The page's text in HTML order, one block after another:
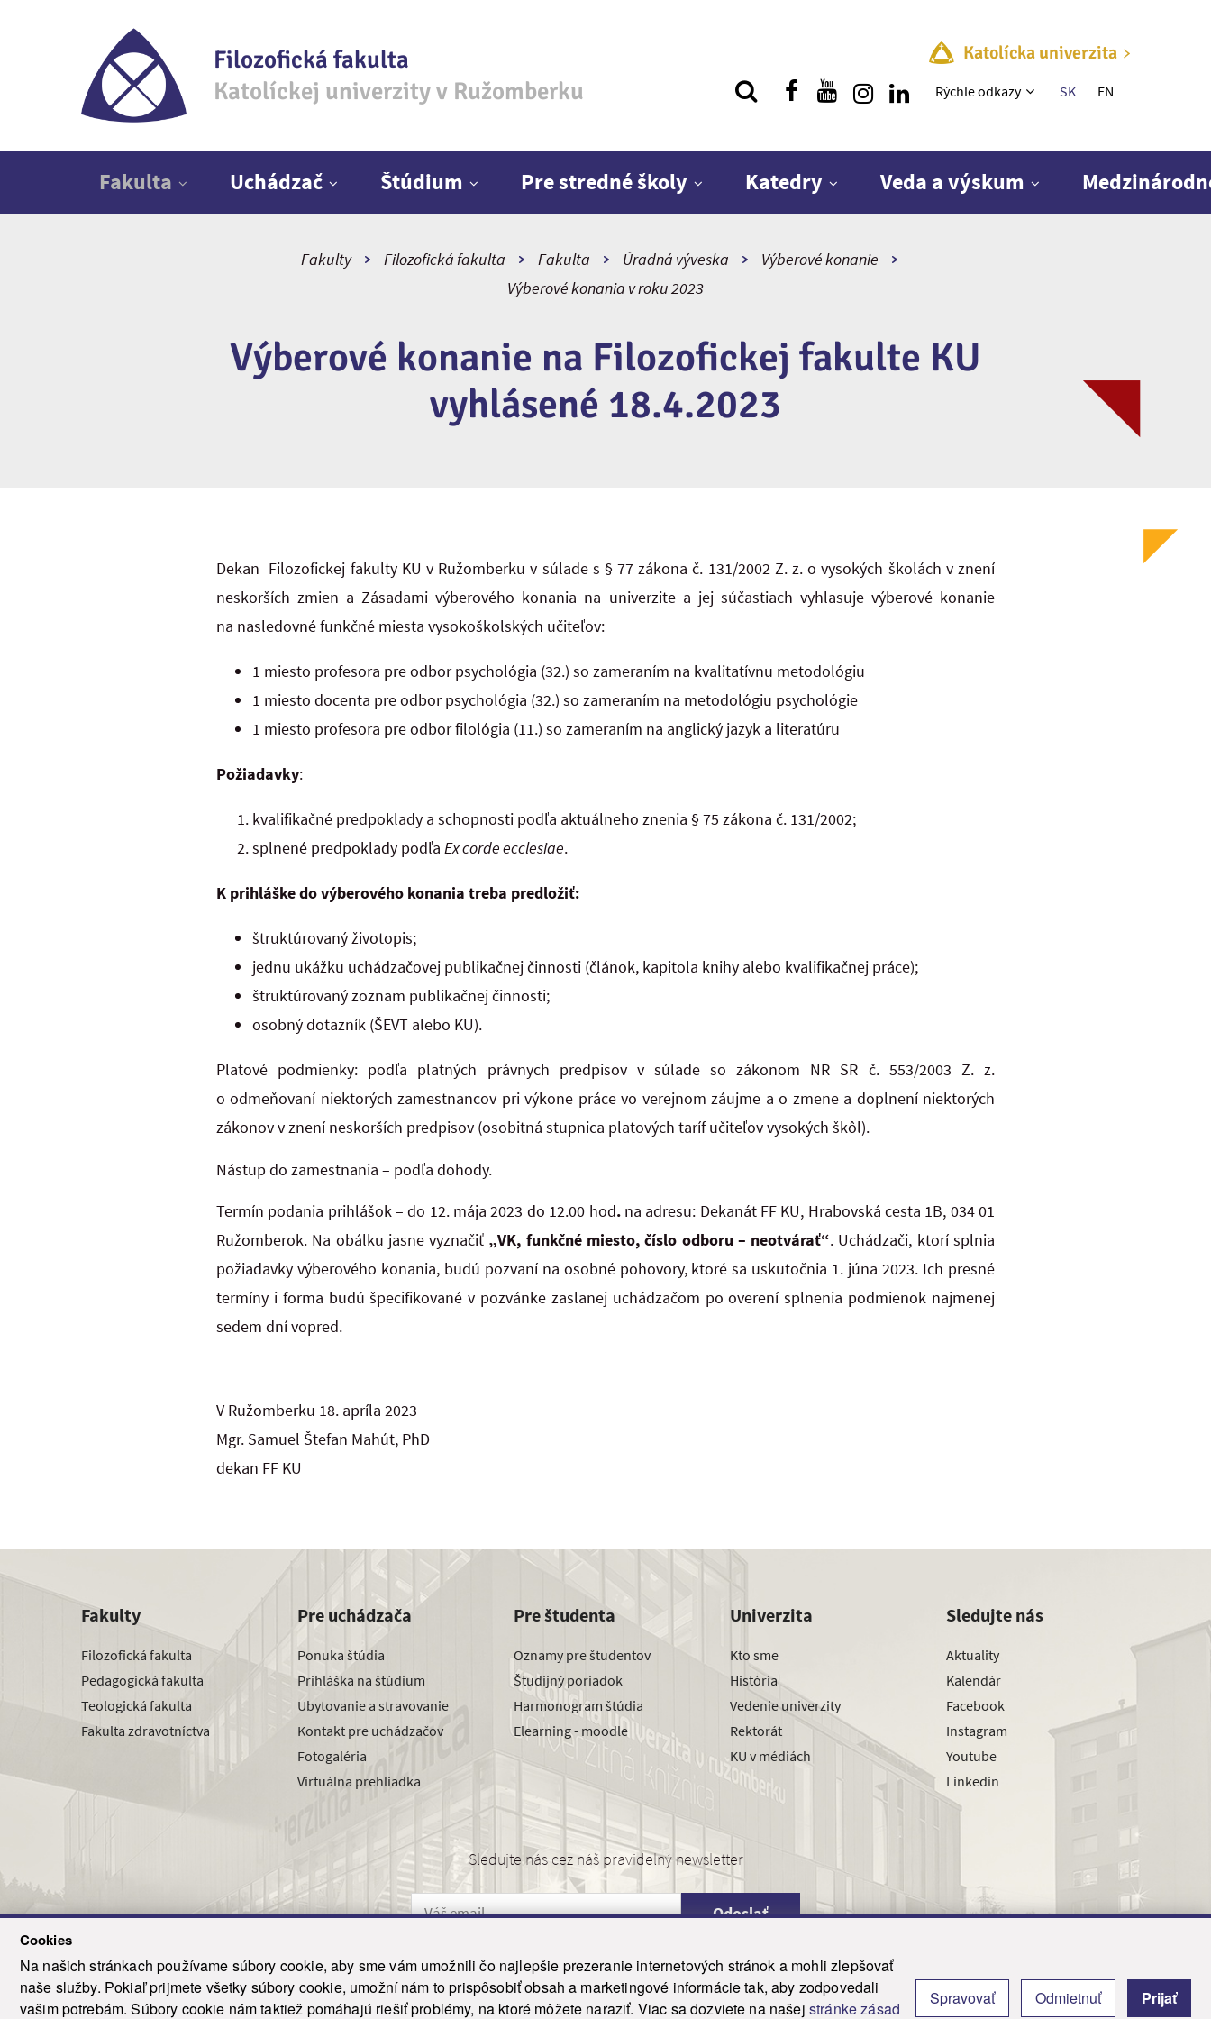
Cookies
Na našich stránkach používame súbory cookie, aby sme vám umožnili čo najlepšie prezeranie internetových stránok a mohli zlepšovať
naše služby. Pokiaľ prijmete všetky súbory cookie, umožní nám to prispôsobiť obsah a marketingové informácie tak, aby zodpovedali
vašim potrebám. Súbory cookie nám taktiež pomáhajú riešiť problémy, na ktoré môžete naraziť. Viac sa dozviete na našej stránke zásad
Spravovať Odmietnuť Prijať
Filozofická fakulta
Katolíckej univerzity v Ružomberku
Katolícka univerzita
Rýchle menu
Rýchle odkazy SK EN
Fakulta Uchádzač Štúdium Pre stredné školy Katedry Veda a výskum
Fakulty Filozofická fakulta Fakulta Úradná výveska
Výberové konanie
Výberové konania v roku 2023
Výberové konanie na Filozofickej fakulte KU
vyhlásené 18.4.2023
Dekan Filozofickej fakulty KU v Ružomberku v súlade s § 77 zákona č. 131/2002 Z. z. o vysokých školách v znení
neskorších zmien a Zásadami výberového konania na univerzite a jej súčastiach vyhlasuje výberové konanie
na nasledovné funkčné miesta vysokoškolských učiteľov:
1 miesto profesora pre odbor psychológia (32.) so zameraním na kvalitatívnu metodológiu
1 miesto docenta pre odbor psychológia (32.) so zameraním na metodológiu psychológie
1 miesto profesora pre odbor filológia (11.) so zameraním na anglický jazyk a literatúru
Požiadavky:
kvalifikačné predpoklady a schopnosti podľa aktuálneho znenia § 75 zákona č. 131/2002;
splnené predpoklady podľa Ex corde ecclesiae.
K prihláške do výberového konania treba predložiť:
štruktúrovaný životopis;
jednu ukážku uchádzačovej publikačnej činnosti (článok, kapitola knihy alebo kvalifikačnej práce);
štruktúrovaný zoznam publikačnej činnosti;
osobný dotazník (ŠEVT alebo KU).
Platové podmienky: podľa platných právnych predpisov v súlade so zákonom NR SR č. 553/2003 Z. z.
o odmeňovaní niektorých zamestnancov pri výkone práce vo verejnom záujme a o zmene a doplnení niektorých
zákonov v znení neskorších predpisov (osobitná stupnica platových taríf učiteľov vysokých škôl).
Nástup do zamestnania – podľa dohody.
Termín podania prihlášok – do 12. mája 2023 do 12.00 hod.na adresu: Dekanát FF KU, Hrabovská cesta 1B, 034 01
Ružomberok. Na obálku jasne vyznačiť „VK, funkčné miesto, číslo odboru – neotvárať“. Uchádzači, ktorí splnia
požiadavky výberového konania, budú pozvaní na osobné pohovory, ktoré sa uskutočnia 1. júna 2023. Ich presné
termíny i forma budú špecifikované v pozvánke zaslanej uchádzačom po overení splnenia podmienok najmenej
sedem dní vopred.
V Ružomberku 18. apríla 2023
Mgr. Samuel Štefan Mahút, PhD
dekan FF KU
Fakulty
Filozofická fakulta
Pedagogická fakulta
Teologická fakulta
Fakulta zdravotníctva
Pre uchádzača
Ponuka štúdia
Prihláška na štúdium
Ubytovanie a stravovanie
Kontakt pre uchádzačov
Fotogaléria
Virtuálna prehliadka
Pre študenta
Oznamy pre študentov
Študijný poriadok
Harmonogram štúdia
Elearning - moodle
Univerzita
Kto sme
História
Vedenie univerzity
Rektorát
KU v médiách
Sledujte nás
Aktuality
Kalendár
Facebook
Instagram
Youtube
Linkedin
Sledujte nás cez náš pravidelný newsletter
Odoslať
© 2021-2026 ku.sk. Všetky práva vyhradené. | Ochrana osobných údajov | Vyhlásenie o prístupnosti | Admin
This site is protected by reCAPTCHA and the Google Privacy Policy and Terms of Service apply.